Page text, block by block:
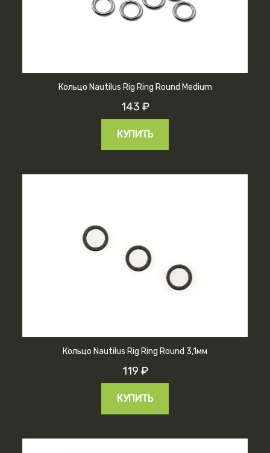
Кольцо Nautilus Rig Ring Round Medium
143 ₽
КУПИТЬ
Кольцо Nautilus Rig Ring Round 3,1мм
119 ₽
КУПИТЬ